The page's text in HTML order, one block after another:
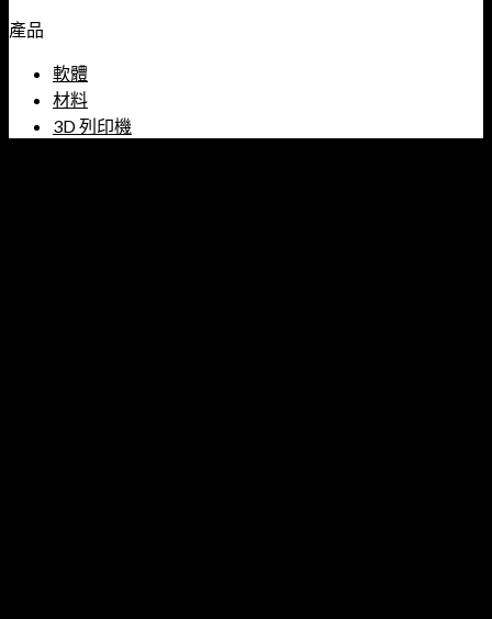
產品
軟體
材料
3D 列印機